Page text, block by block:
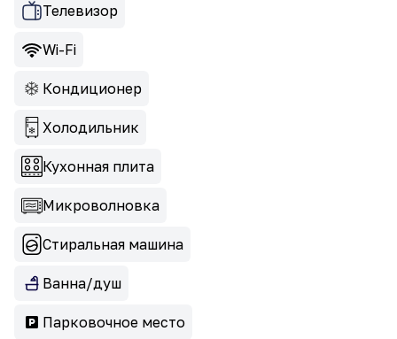
Телевизор
Wi-Fi
Кондиционер
Холодильник
Кухонная плита
Микроволновка
Стиральная машина
Ванна/душ
Парковочное место